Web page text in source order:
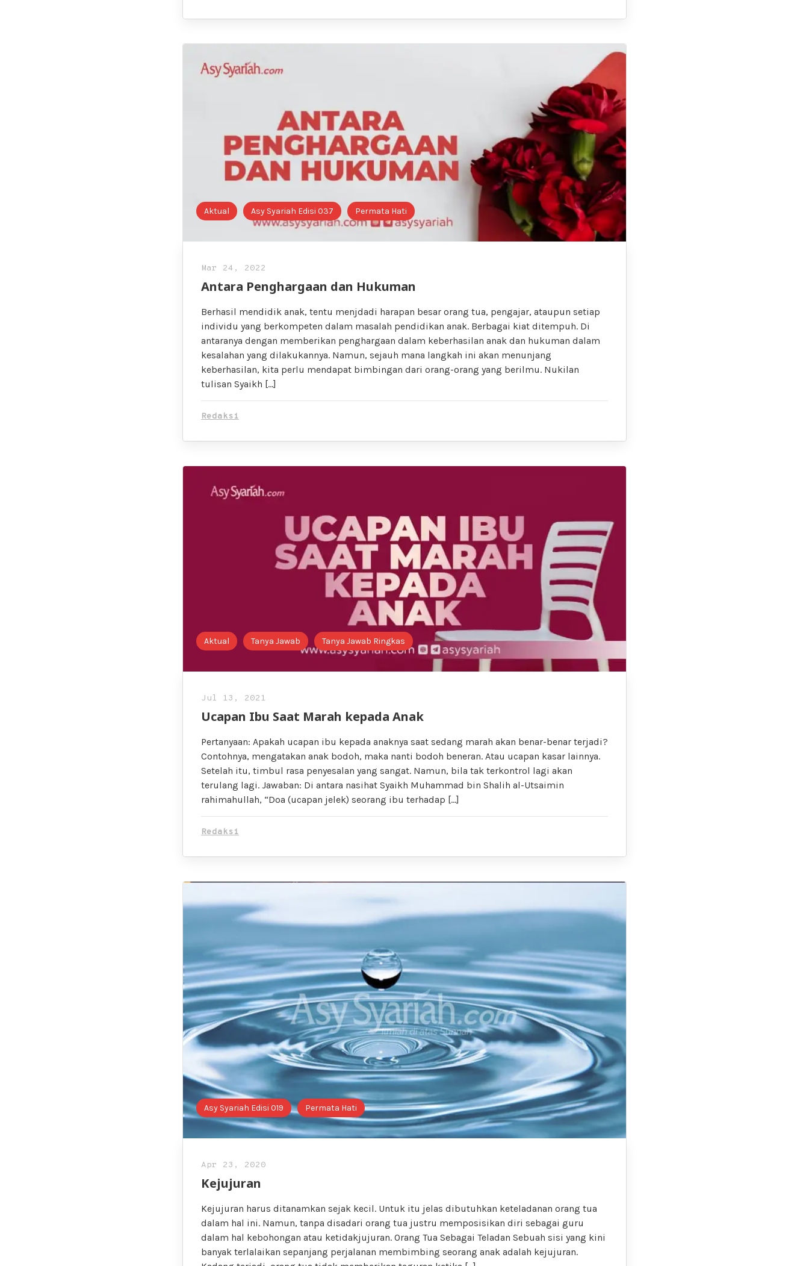
Aktual Asy Syariah Edisi 037 Permata Hati
Mar 24, 2022
Antara Penghargaan dan Hukuman
Berhasil mendidik anak, tentu menjdadi harapan besar orang tua, pengajar, ataupun setiap
individu yang berkompeten dalam masalah pendidikan anak. Berbagai kiat ditempuh. Di
antaranya dengan memberikan penghargaan dalam keberhasilan anak dan hukuman dalam
kesalahan yang dilakukannya. Namun, sejauh mana langkah ini akan menunjang
keberhasilan, kita perlu mendapat bimbingan dari orang-orang yang berilmu. Nukilan
tulisan Syaikh […]
Redaksi
Aktual Tanya Jawab Tanya Jawab Ringkas
Jul 13, 2021
Ucapan Ibu Saat Marah kepada Anak
Pertanyaan: Apakah ucapan ibu kepada anaknya saat sedang marah akan benar-benar terjadi?
Contohnya, mengatakan anak bodoh, maka nanti bodoh beneran. Atau ucapan kasar lainnya.
Setelah itu, timbul rasa penyesalan yang sangat. Namun, bila tak terkontrol lagi akan
terulang lagi. Jawaban: Di antara nasihat Syaikh Muhammad bin Shalih al-Utsaimin
rahimahullah, “Doa (ucapan jelek) seorang ibu terhadap […]
Redaksi
Asy Syariah Edisi 019 Permata Hati
Apr 23, 2020
Kejujuran
Kejujuran harus ditanamkan sejak kecil. Untuk itu jelas dibutuhkan keteladanan orang tua
dalam hal ini. Namun, tanpa disadari orang tua justru memposisikan diri sebagai guru
dalam hal kebohongan atau ketidakjujuran. Orang Tua Sebagai Teladan Sebuah sisi yang kini
banyak terlalaikan sepanjang perjalanan membimbing seorang anak adalah kejujuran.